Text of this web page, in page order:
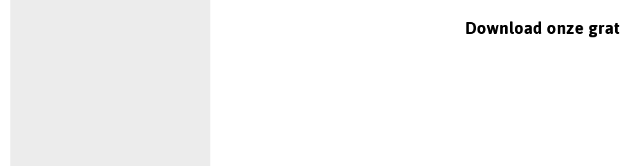
Download onze